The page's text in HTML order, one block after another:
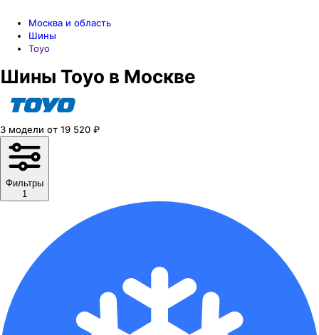
Москва и область
Шины
Toyo
Шины Toyo в Москве
3 модели от 19 520 ₽
Фильтры
1